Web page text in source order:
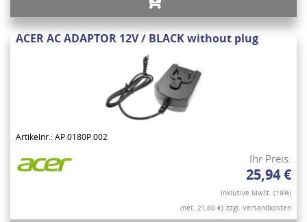
ACER AC ADAPTOR 12V / BLACK without plug
Artikelnr.: AP.0180P.002
Ihr Preis:
25,94 €
Inklusive MwSt. (19%)
(net. 21,80 €) zzgl. Versandkosten